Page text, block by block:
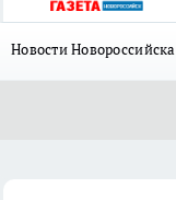
Новости Новороссийска